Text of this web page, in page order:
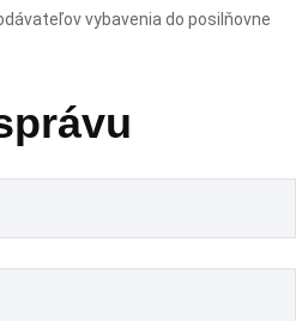
vybavenia do posilňovne